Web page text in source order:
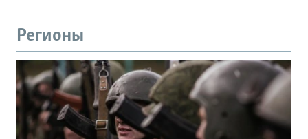
Регионы